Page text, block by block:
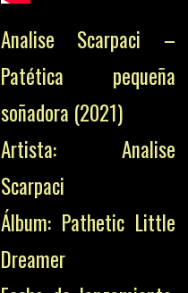
Analise Scarpaci –
Patética pequeña
soñadora (2021)
Artista: Analise
Scarpaci
Álbum: Pathetic Little
Dreamer